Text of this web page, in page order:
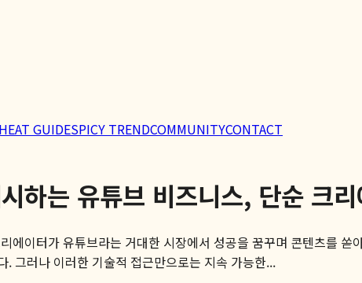
HEAT GUIDESPICY TRENDCOMMUNITYCONTACT
하는 유튜브 비즈니스, 단순 크
에이터가 유튜브라는 거대한 시장에서 성공을 꿈꾸며 콘텐츠를
. 그러나 이러한 기술적 접근만으로는 지속 가능한...